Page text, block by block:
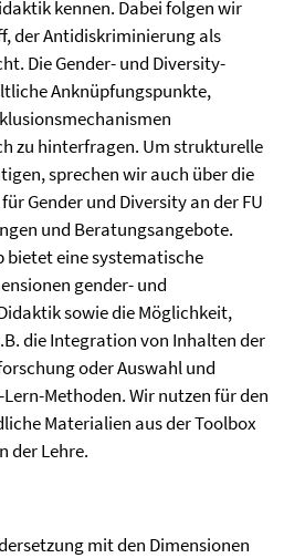
kennen. Dabei folgen wir
der Antidiskriminierung als
Die Gender- und Diversity-
Anknüpfungspunkte,
zu hinterfragen. Um strukturelle
sprechen wir auch über die
Gender und Diversity an der FU
und Beratungsangebote.
bietet eine systematische
gender- und
sowie die Möglichkeit,
die Integration von Inhalten der
oder Auswahl und
Methoden. Wir nutzen für den
Materialien aus der Toolbox
der Lehre.
mit den Dimensionen